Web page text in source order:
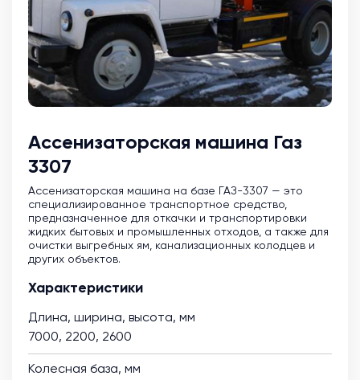
Ассенизаторская машина Газ
3307
Ассенизаторская машина на базе ГАЗ-3307 — это
специализированное транспортное средство,
предназначенное для откачки и транспортировки
жидких бытовых и промышленных отходов, а также для
очистки выгребных ям, канализационных колодцев и
других объектов.
Характеристики
Длина, ширина, высота, мм
7000, 2200, 2600
Колесная база, мм